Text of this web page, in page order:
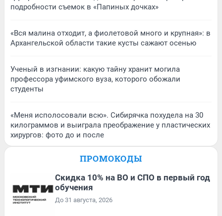
подробности съемок в «Папиных дочках»
«Вся малина отходит, а фиолетовой много и крупная»: в
Архангельской области такие кусты сажают осенью
Ученый в изгнании: какую тайну хранит могила
профессора уфимского вуза, которого обожали
студенты
«Меня исполосовали всю». Сибирячка похудела на 30
килограммов и выиграла преображение у пластических
хирургов: фото до и после
ПРОМОКОДЫ
Скидка 10% на ВО и СПО в первый год
обучения
До 31 августа, 2026